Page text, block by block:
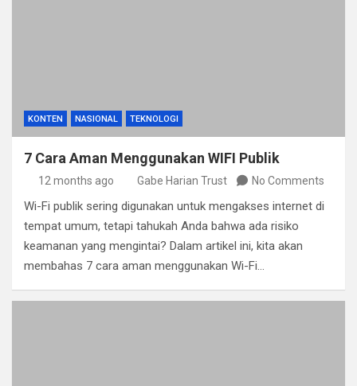
KONTEN NASIONAL TEKNOLOGI
7 Cara Aman Menggunakan WIFI Publik
12 months ago Gabe Harian Trust No Comments
Wi-Fi publik sering digunakan untuk mengakses internet di
tempat umum, tetapi tahukah Anda bahwa ada risiko
keamanan yang mengintai? Dalam artikel ini, kita akan
membahas 7 cara aman menggunakan Wi-Fi…